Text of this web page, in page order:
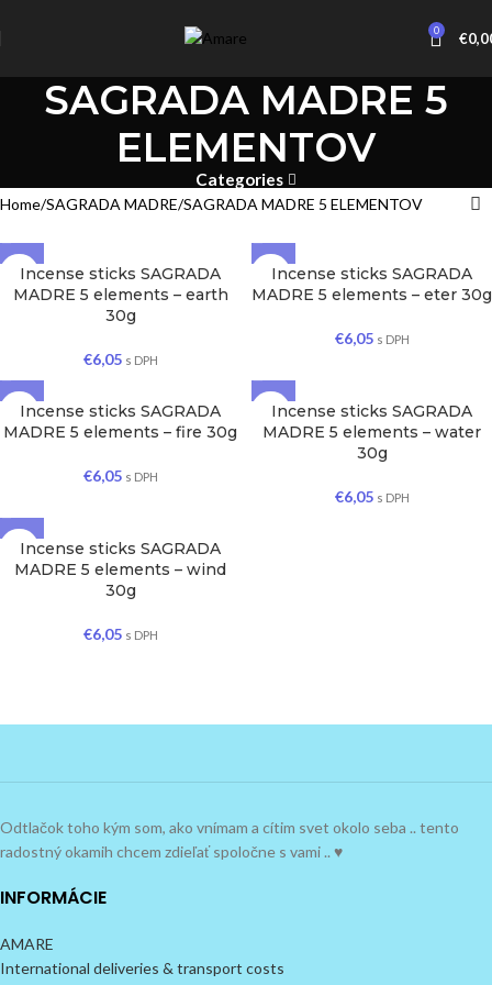
0 €
SAGRADA MADRE 5
ELEMENTOV
Categories
Home SAGRADA MADRE SAGRADA MADRE 5 ELEMENTOV
Incense sticks SAGRADA
MADRE 5 elements – earth
30g
€6,05 s DPH
Incense sticks SAGRADA
MADRE 5 elements – eter 30g
€6,05 s DPH
Incense sticks SAGRADA
MADRE 5 elements – fire 30g
€6,05 s DPH
Incense sticks SAGRADA
MADRE 5 elements – water
30g
€6,05 s DPH
Incense sticks SAGRADA
MADRE 5 elements – wind
30g
€6,05 s DPH
Odtlačok toho kým som, ako vnímam a cítim svet okolo seba .. tento
radostný okamih chcem zdieľať spoločne s vami .. ♥
INFORMÁCIE
AMARE
International deliveries & transport costs